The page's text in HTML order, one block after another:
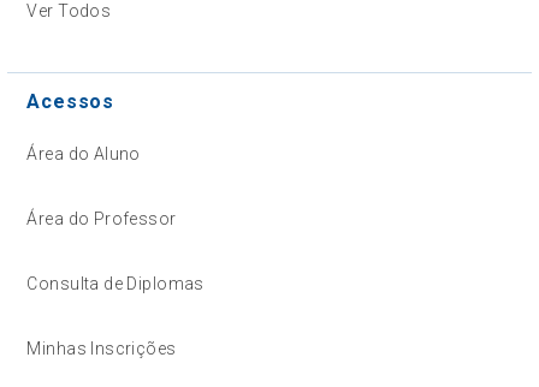
Ver Todos
Acessos
Área do Aluno
Área do Professor
Consulta de Diplomas
Minhas Inscrições